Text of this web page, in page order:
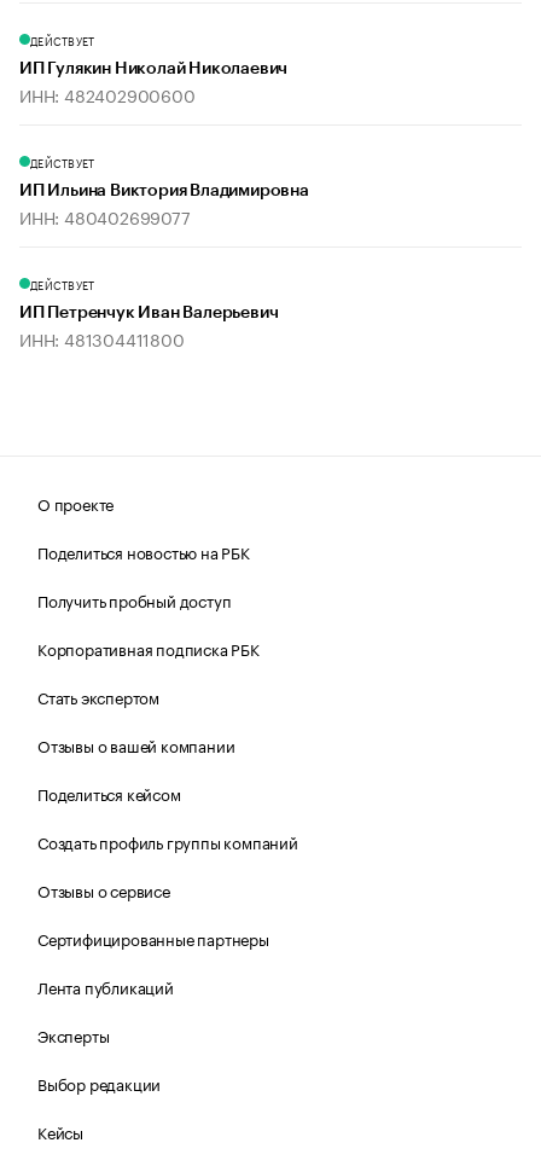
ДЕЙСТВУЕТ
ИП Гулякин Николай Николаевич
ИНН: 482402900600
ДЕЙСТВУЕТ
ИП Ильина Виктория Владимировна
ИНН: 480402699077
ДЕЙСТВУЕТ
ИП Петренчук Иван Валерьевич
ИНН: 481304411800
О проекте
Поделиться новостью на РБК
Получить пробный доступ
Корпоративная подписка РБК
Стать экспертом
Отзывы о вашей компании
Поделиться кейсом
Создать профиль группы компаний
Отзывы о сервисе
Сертифицированные партнеры
Лента публикаций
Эксперты
Выбор редакции
Кейсы